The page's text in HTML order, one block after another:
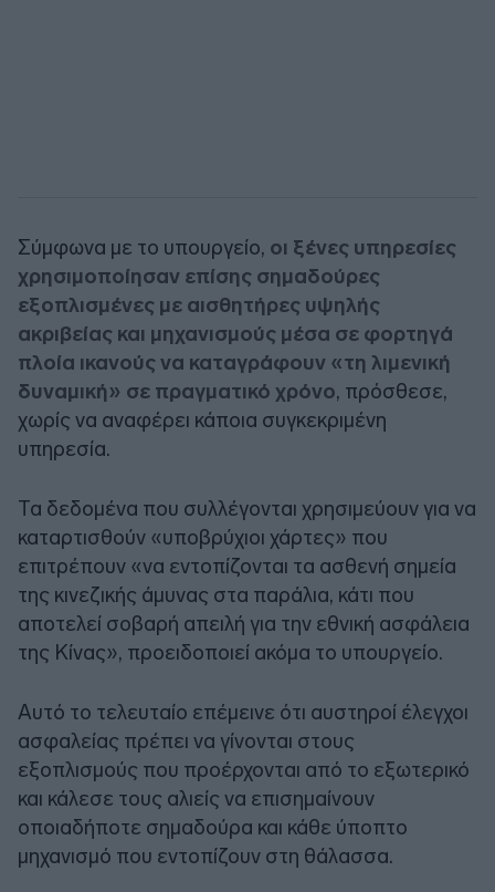
Σύμφωνα με το υπουργείο, οι ξένες υπηρεσίες
χρησιμοποίησαν επίσης σημαδούρες
εξοπλισμένες με αισθητήρες υψηλής
ακριβείας και μηχανισμούς μέσα σε φορτηγά
πλοία ικανούς να καταγράφουν «τη λιμενική
δυναμική» σε πραγματικό χρόνο, πρόσθεσε,
χωρίς να αναφέρει κάποια συγκεκριμένη
υπηρεσία.
Τα δεδομένα που συλλέγονται χρησιμεύουν για να
καταρτισθούν «υποβρύχιοι χάρτες» που
επιτρέπουν «να εντοπίζονται τα ασθενή σημεία
της κινεζικής άμυνας στα παράλια, κάτι που
αποτελεί σοβαρή απειλή για την εθνική ασφάλεια
της Κίνας», προειδοποιεί ακόμα το υπουργείο.
Αυτό το τελευταίο επέμεινε ότι αυστηροί έλεγχοι
ασφαλείας πρέπει να γίνονται στους
εξοπλισμούς που προέρχονται από το εξωτερικό
και κάλεσε τους αλιείς να επισημαίνουν
οποιαδήποτε σημαδούρα και κάθε ύποπτο
μηχανισμό που εντοπίζουν στη θάλασσα.